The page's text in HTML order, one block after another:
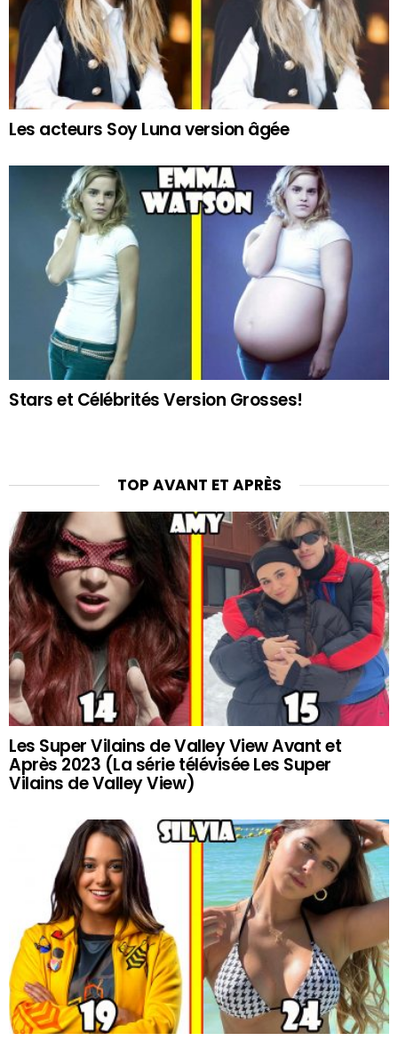
Les acteurs Soy Luna version âgée
Stars et Célébrités Version Grosses!
TOP AVANT ET APRÈS
Les Super Vilains de Valley View Avant et
Après 2023 (La série télévisée Les Super
Vilains de Valley View)